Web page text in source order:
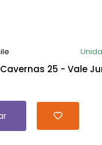
25 - Vale